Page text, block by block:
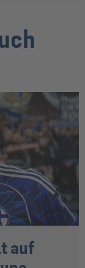
auf